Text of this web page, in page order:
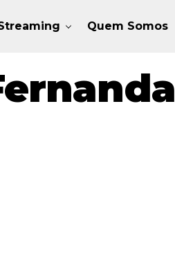
Quem Somos